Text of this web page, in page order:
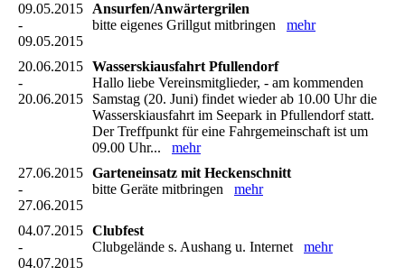
09.05.2015
-
09.05.2015
Ansurfen/Anwärtergrilen
bitte eigenes Grillgut mitbringen mehr
20.06.2015
-
20.06.2015
Wasserskiausfahrt Pfullendorf
Hallo liebe Vereinsmitglieder, - am kommenden
Samstag (20. Juni) findet wieder ab 10.00 Uhr die
Wasserskiausfahrt im Seepark in Pfullendorf statt.
Der Treffpunkt für eine Fahrgemeinschaft ist um
09.00 Uhr... mehr
27.06.2015
-
27.06.2015
Garteneinsatz mit Heckenschnitt
bitte Geräte mitbringen mehr
04.07.2015
-
04.07.2015
Clubfest
Clubgelände s. Aushang u. Internet mehr